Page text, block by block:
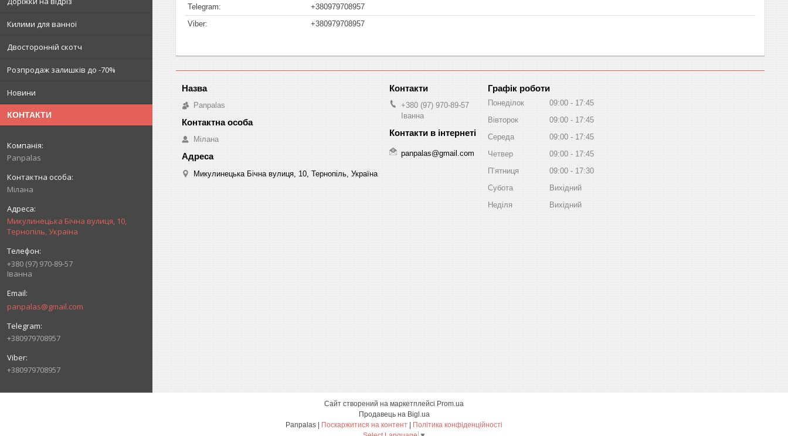
Килими для ванної
Двосторонній скотч
Розпродаж залишків до -70%
Новини
КОНТАКТИ
Panpalas
Мілана
Микулинецька Бічна вулиця, 10,
Тернопіль, Україна
+380 (97) 970-89-57
Іванна
panpalas@gmail.com
+380979708957
+380979708957
+380979708957
+380979708957
Panpalas
Мілана
Микулинецька Бічна вулиця, 10, Тернопіль, Україна
+380 (97) 970-89-57
Іванна
panpalas@gmail.com
Графік роботи
Понеділок 09:00
17:45
Вівторок
09:00
17:45
Середа
09:00
17:45
Четвер
09:00
17:45
Пʼятниця
09:00
17:30
Субота
Вихідний
Неділя
Вихідний
Сайт створений на маркетплейсі Prom.ua
Продавець на Bigl.ua
Panpalas | Поскаржитися на контент | Політика конфіденційності